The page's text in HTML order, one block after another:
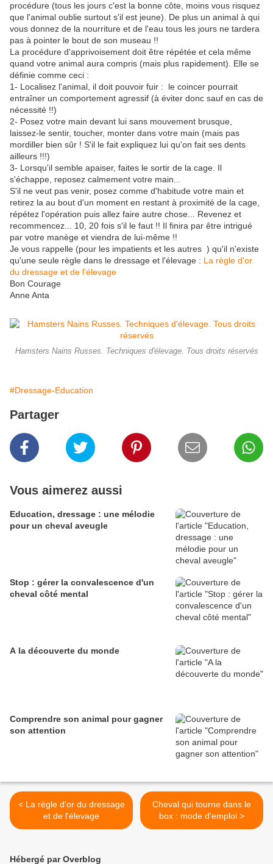
procédure (tous les jours c'est la bonne côte, moins vous risquez
que l'animal oublie surtout s'il est jeune). De plus un animal à qui
vous donnez de la nourriture et de l'eau tous les jours ne tardera
pas à pointer le bout de son museau !!
La procédure d'apprivoisement doit être répétée et cela même
quand votre animal aura compris (mais plus rapidement). Elle se
définie comme ceci :
1- Localisez l'animal, il doit pouvoir fuir : le coincer pourrait
entraîner un comportement agressif (à éviter donc sauf en cas de
nécessité !!)
2- Posez votre main devant lui sans mouvement brusque,
laissez-le sentir, toucher, monter dans votre main (mais pas
mordiller bien sûr ! S'il le fait expliquez lui qu'on fait ses dents
ailleurs !!!)
3- Lorsqu'il semble apaiser, faites le sortir de la cage. Il
s'échappe, reposez calmement votre main...
S'il ne veut pas venir, posez comme d'habitude votre main et
retirez la au bout d'un moment en restant à proximité de la cage,
répétez l'opération puis allez faire autre chose... Revenez et
recommencez... 10, 20 fois s'il le faut !! Il finira par être intrigué
par votre manège et viendra de lui-même !!
Je vous rappelle (pour les impatients et les autres ) qu'il n'existe
qu'une seule règle dans le dressage et l'élevage : La règle d'or
du dressage et de l'élevage
Bon Courage
Anne Anta
Hamsters Nains Russes. Techniques d'élevage. Tous droits réservés
#Dressage-Education
Partager
Vous aimerez aussi
Education, dressage : une mélodie
pour un cheval aveugle
Stop : gérer la convalescence d'un
cheval côté mental
A la découverte du monde
Comprendre son animal pour gagner
son attention
< La règle d'or du dressage
et de l'élevage
Cheval qui tourne dans le
box : mode d'emploi >
Hébergé par Overblog